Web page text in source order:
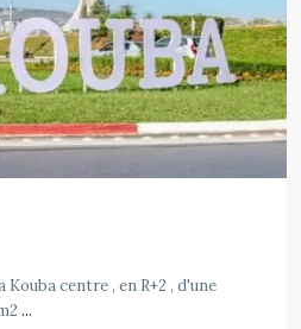
Kouba centre , en R+2 , d'une
...